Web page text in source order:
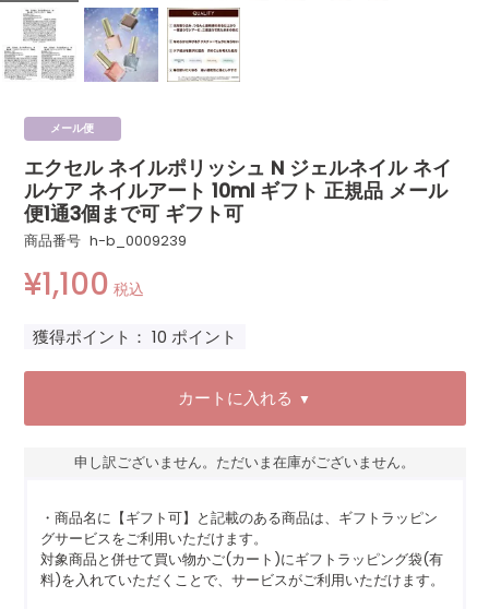
メール便
エクセル ネイルポリッシュ N ジェルネイル ネイ
ルケア ネイルアート 10ml ギフト 正規品 メール
便1通3個まで可 ギフト可
商品番号 h-b_0009239
¥1,100 税込
獲得ポイント： 10 ポイント
カートに入れる ▼
申し訳ございません。ただいま在庫がございません。
・商品名に【ギフト可】と記載のある商品は、ギフトラッピン
グサービスをご利用いただけます。
対象商品と併せて買い物かご(カート)にギフトラッピング袋(有
料)を入れていただくことで、サービスがご利用いただけます。